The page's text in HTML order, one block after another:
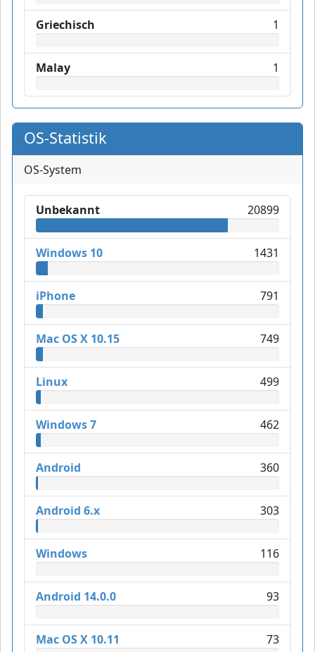
Griechisch 1
Malay 1
OS-Statistik
OS-System
Unbekannt 20899
Windows 10 1431
iPhone 791
Mac OS X 10.15 749
Linux 499
Windows 7 462
Android 360
Android 6.x 303
Windows 116
Android 14.0.0 93
Mac OS X 10.11 73